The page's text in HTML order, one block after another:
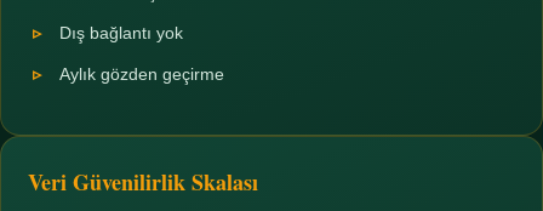
Dış bağlantı yok
Aylık gözden geçirme
Veri Güvenilirlik Skalası